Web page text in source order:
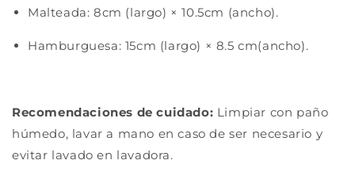
Malteada: 8cm (largo) × 10.5cm (ancho).
Hamburguesa: 15cm (largo) × 8.5 cm(ancho).
Recomendaciones de cuidado: Limpiar con paño
húmedo, lavar a mano en caso de ser necesario y
evitar lavado en lavadora.